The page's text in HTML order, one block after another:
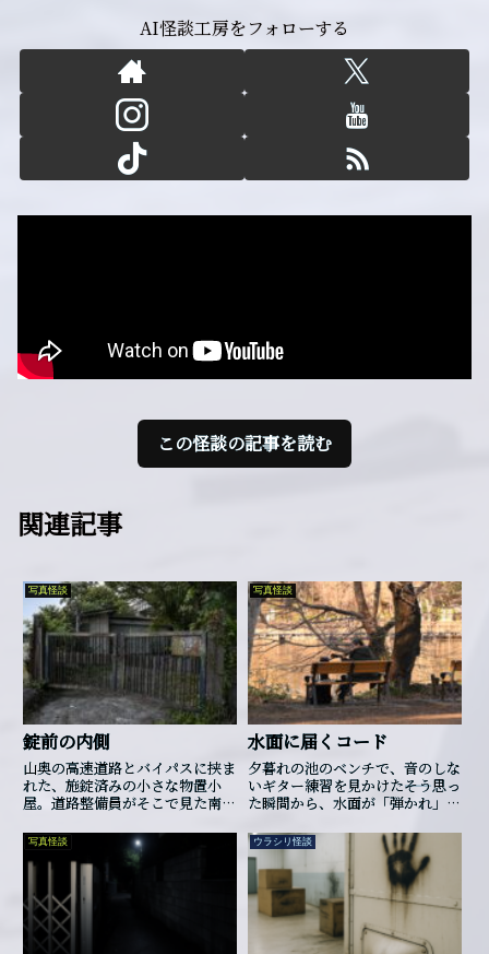
AI怪談工房をフォローする
この怪談の記事を読む
関連記事
写真怪談
錠前の内側
山奥の高速道路とバイパスに挟ま
れた、施錠済みの小さな物置小
屋。道路整備員がそこで見た南京
けていた。
写真怪談
水面に届くコード
夕暮れの池のベンチで、音のしな
いギター練習を見かけた――そう思っ
た瞬間から、水面が「弾かれ」始
写真怪談 ウラシリ怪談